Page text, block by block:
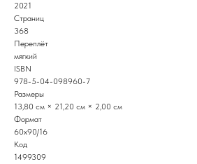
2021
Страниц
368
Переплёт
мягкий
ISBN
978-5-04-098960-7
Размеры
13,80 см × 21,20 см × 2,00 см
Формат
60x90/16
Код
1499309